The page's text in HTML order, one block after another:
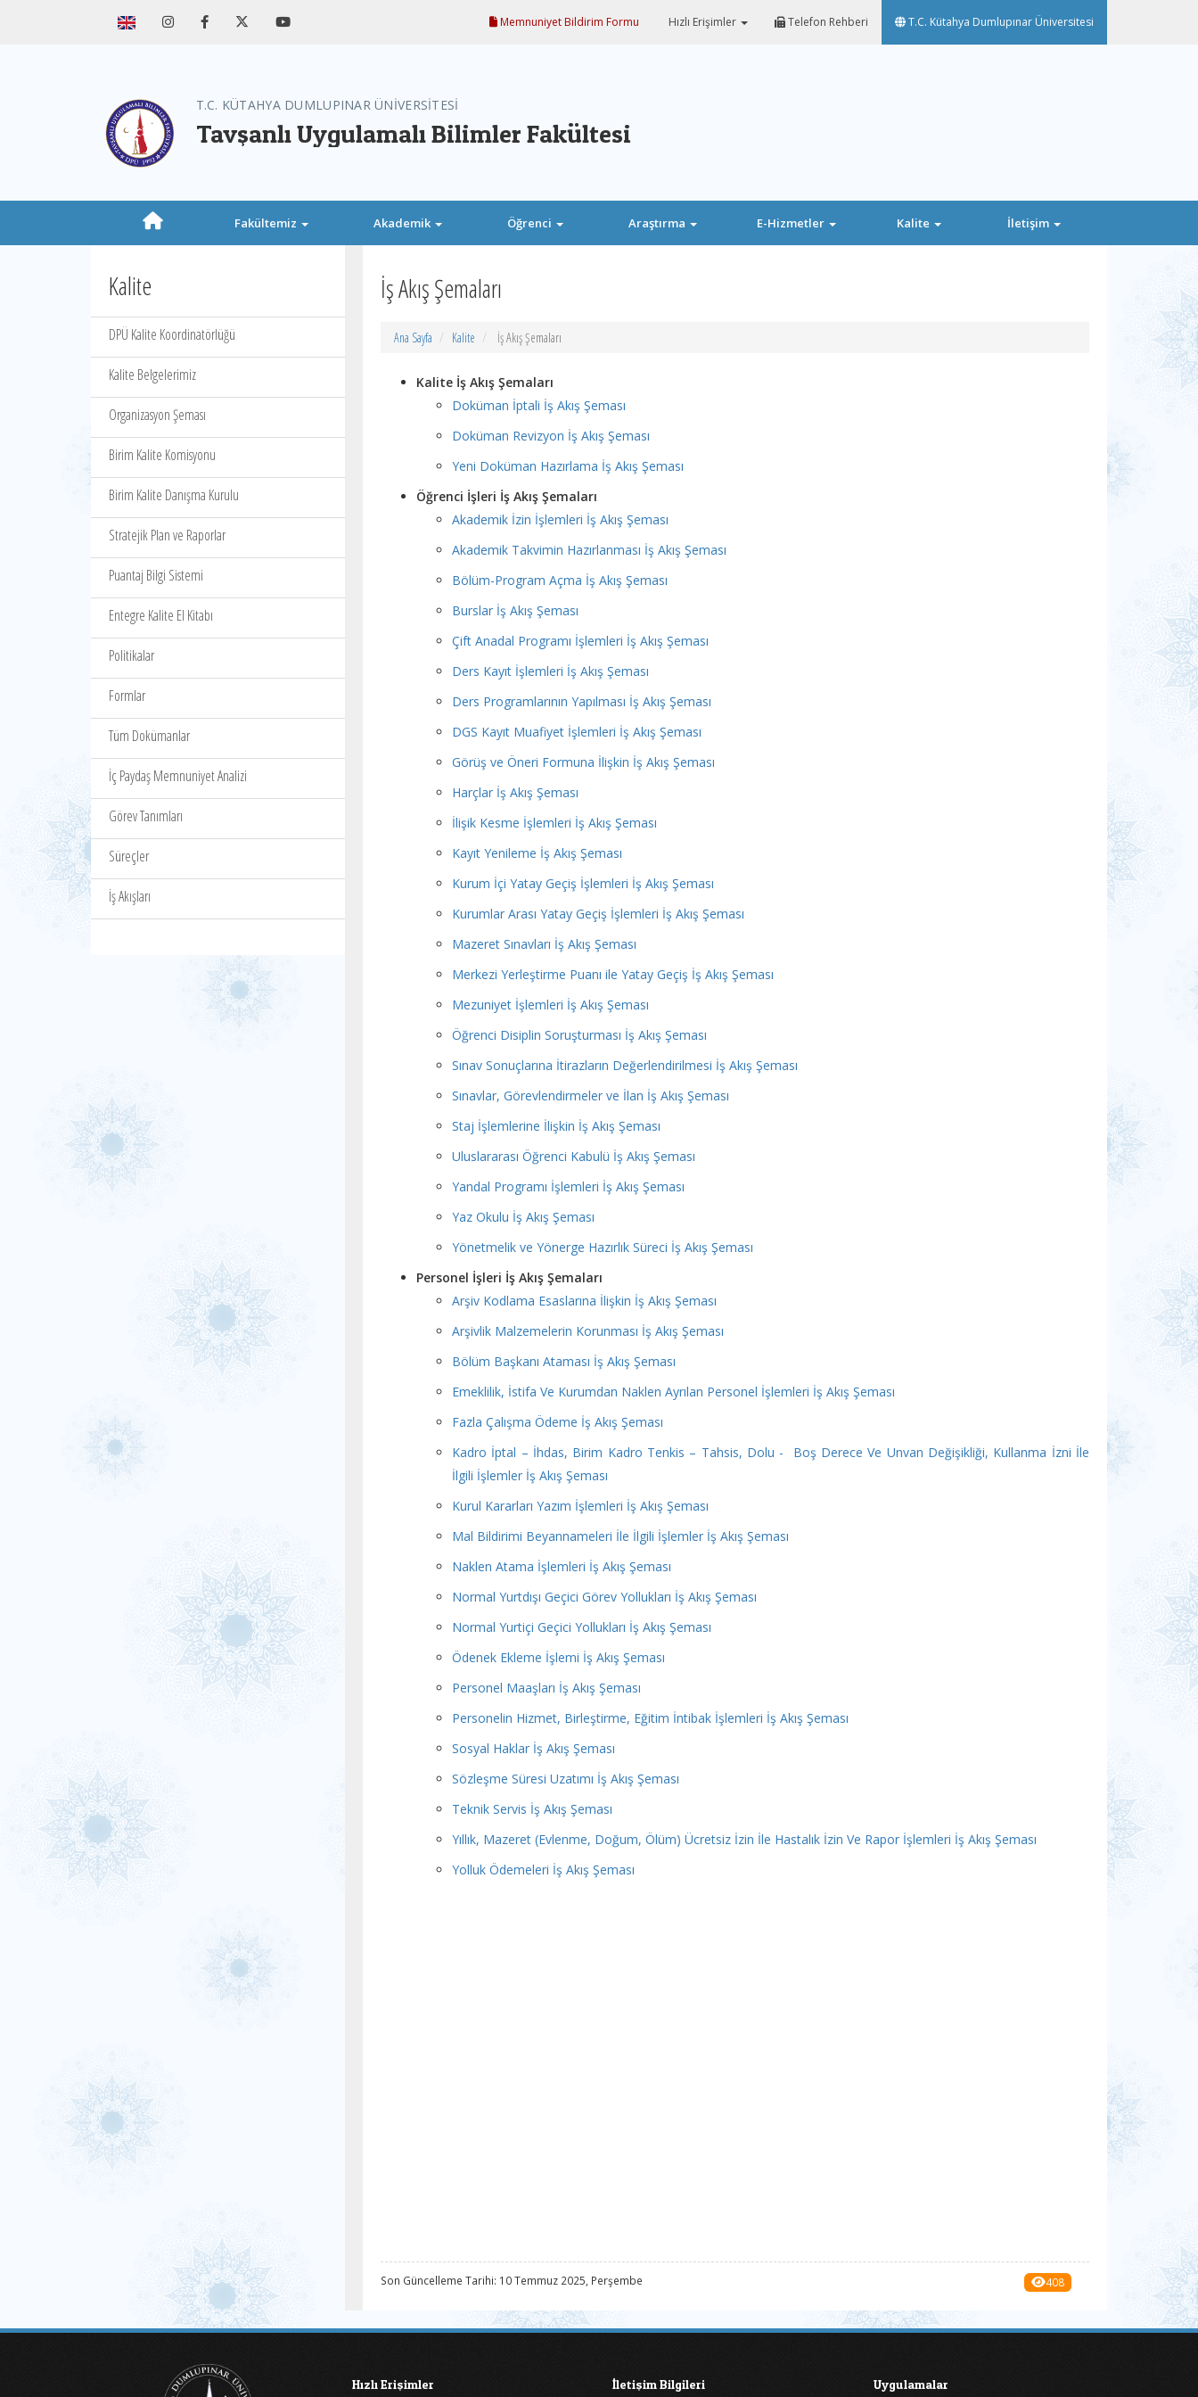
Memnuniyet Bildirim Formu Hızlı Erişimler Telefon Rehberi T.C. Kütahya Dumlupınar Üniversitesi
T.C. KÜTAHYA DUMLUPINAR ÜNİVERSİTESİ
Tavşanlı Uygulamalı Bilimler Fakültesi
Fakültemiz Akademik Öğrenci Araştırma E-Hizmetler Kalite İletişim
Kalite
DPÜ Kalite Koordinatörlüğü
Kalite Belgelerimiz
Organizasyon Şeması
Birim Kalite Komisyonu
Birim Kalite Danışma Kurulu
Stratejik Plan ve Raporlar
Puantaj Bilgi Sistemi
Entegre Kalite El Kitabı
Politikalar
Formlar
Tüm Dokümanlar
İç Paydaş Memnuniyet Analizi
Görev Tanımları
Süreçler
İş Akışları
İş Akış Şemaları
Ana Sayfa Kalite İş Akış Şemaları
Kalite İş Akış Şemaları
Doküman İptali İş Akış Şeması
Doküman Revizyon İş Akış Şeması
Yeni Doküman Hazırlama İş Akış Şeması
Öğrenci İşleri İş Akış Şemaları
Akademik İzin İşlemleri İş Akış Şeması
Akademik Takvimin Hazırlanması İş Akış Şeması
Bölüm-Program Açma İş Akış Şeması
Burslar İş Akış Şeması
Çift Anadal Programı İşlemleri İş Akış Şeması
Ders Kayıt İşlemleri İş Akış Şeması
Ders Programlarının Yapılması İş Akış Şeması
DGS Kayıt Muafiyet İşlemleri İş Akış Şeması
Görüş ve Öneri Formuna İlişkin İş Akış Şeması
Harçlar İş Akış Şeması
İlişik Kesme İşlemleri İş Akış Şeması
Kayıt Yenileme İş Akış Şeması
Kurum İçi Yatay Geçiş İşlemleri İş Akış Şeması
Kurumlar Arası Yatay Geçiş İşlemleri İş Akış Şeması
Mazeret Sınavları İş Akış Şeması
Merkezi Yerleştirme Puanı ile Yatay Geçiş İş Akış Şeması
Mezuniyet İşlemleri İş Akış Şeması
Öğrenci Disiplin Soruşturması İş Akış Şeması
Sınav Sonuçlarına İtirazların Değerlendirilmesi İş Akış Şeması
Sınavlar, Görevlendirmeler ve İlan İş Akış Şeması
Staj İşlemlerine İlişkin İş Akış Şeması
Uluslararası Öğrenci Kabulü İş Akış Şeması
Yandal Programı İşlemleri İş Akış Şeması
Yaz Okulu İş Akış Şeması
Yönetmelik ve Yönerge Hazırlık Süreci İş Akış Şeması
Personel İşleri İş Akış Şemaları
Arşiv Kodlama Esaslarına İlişkin İş Akış Şeması
Arşivlik Malzemelerin Korunması İş Akış Şeması
Bölüm Başkanı Ataması İş Akış Şeması
Emeklilik, İstifa Ve Kurumdan Naklen Ayrılan Personel İşlemleri İş Akış Şeması
Fazla Çalışma Ödeme İş Akış Şeması
Kadro İptal – İhdas, Birim Kadro Tenkis – Tahsis, Dolu - Boş Derece Ve Unvan Değişikliği, Kullanma İzni İle
İlgili İşlemler İş Akış Şeması
Kurul Kararları Yazım İşlemleri İş Akış Şeması
Mal Bildirimi Beyannameleri İle İlgili İşlemler İş Akış Şeması
Naklen Atama İşlemleri İş Akış Şeması
Normal Yurtdışı Geçici Görev Yollukları İş Akış Şeması
Normal Yurtiçi Geçici Yollukları İş Akış Şeması
Ödenek Ekleme İşlemi İş Akış Şeması
Personel Maaşları İş Akış Şeması
Personelin Hizmet, Birleştirme, Eğitim İntibak İşlemleri İş Akış Şeması
Sosyal Haklar İş Akış Şeması
Sözleşme Süresi Uzatımı İş Akış Şeması
Teknik Servis İş Akış Şeması
Yıllık, Mazeret (Evlenme, Doğum, Ölüm) Ücretsiz İzin İle Hastalık İzin Ve Rapor İşlemleri İş Akış Şeması
Yolluk Ödemeleri İş Akış Şeması
Son Güncelleme Tarihi: 10 Temmuz 2025, Perşembe 408
Hızlı Erişimler İletişim Bilgileri Uygulamalar